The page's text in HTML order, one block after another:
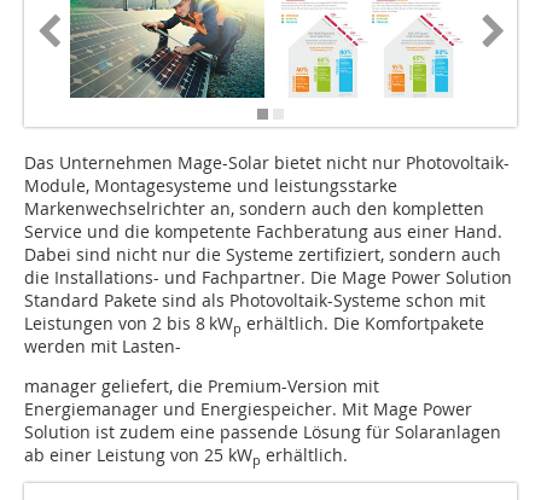
Das Unternehmen Mage-Solar bietet nicht nur Photovoltaik-
Module, Montagesysteme und leistungsstarke
Markenwechselrichter an, sondern auch den kompletten
Service und die kompetente Fachberatung aus einer Hand.
Dabei sind nicht nur die Systeme zertifiziert, sondern auch
die Installations- und Fachpartner. Die Mage Power Solution
Standard Pakete sind als Photovoltaik-Systeme schon mit
Leistungen von 2 bis 8 kWp erhältlich. Die Komfortpakete
werden mit Lasten-
manager geliefert, die Premium-Version mit
Energiemanager und Energiespeicher. Mit Mage Power
Solution ist zudem eine passende Lösung für Solaranlagen
ab einer Leistung von 25 kWp erhältlich.